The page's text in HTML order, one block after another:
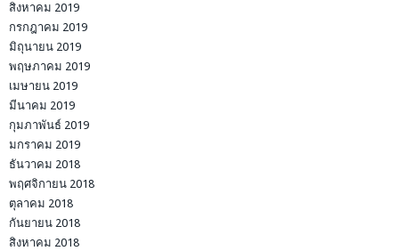
สิงหาคม 2019
กรกฎาคม 2019
มิถุนายน 2019
พฤษภาคม 2019
เมษายน 2019
มีนาคม 2019
กุมภาพันธ์ 2019
มกราคม 2019
ธันวาคม 2018
พฤศจิกายน 2018
ตุลาคม 2018
กันยายน 2018
สิงหาคม 2018